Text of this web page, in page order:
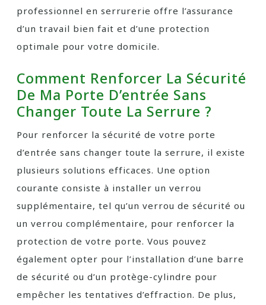
professionnel en serrurerie offre l’assurance
d’un travail bien fait et d’une protection
optimale pour votre domicile.
Comment Renforcer La Sécurité
De Ma Porte D’entrée Sans
Changer Toute La Serrure ?
Pour renforcer la sécurité de votre porte
d’entrée sans changer toute la serrure, il existe
plusieurs solutions efficaces. Une option
courante consiste à installer un verrou
supplémentaire, tel qu’un verrou de sécurité ou
un verrou complémentaire, pour renforcer la
protection de votre porte. Vous pouvez
également opter pour l’installation d’une barre
de sécurité ou d’un protège-cylindre pour
empêcher les tentatives d’effraction. De plus,